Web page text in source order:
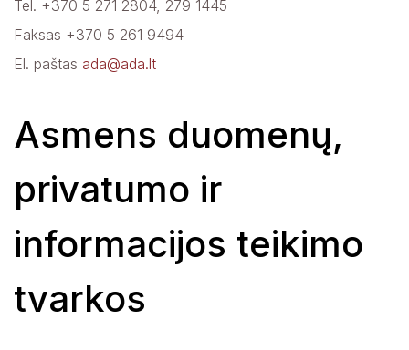
Tel. +370 5 271 2804, 279 1445
Faksas +370 5 261 9494
El. paštas ada@ada.lt
Asmens duomenų,
privatumo ir
informacijos teikimo
tvarkos